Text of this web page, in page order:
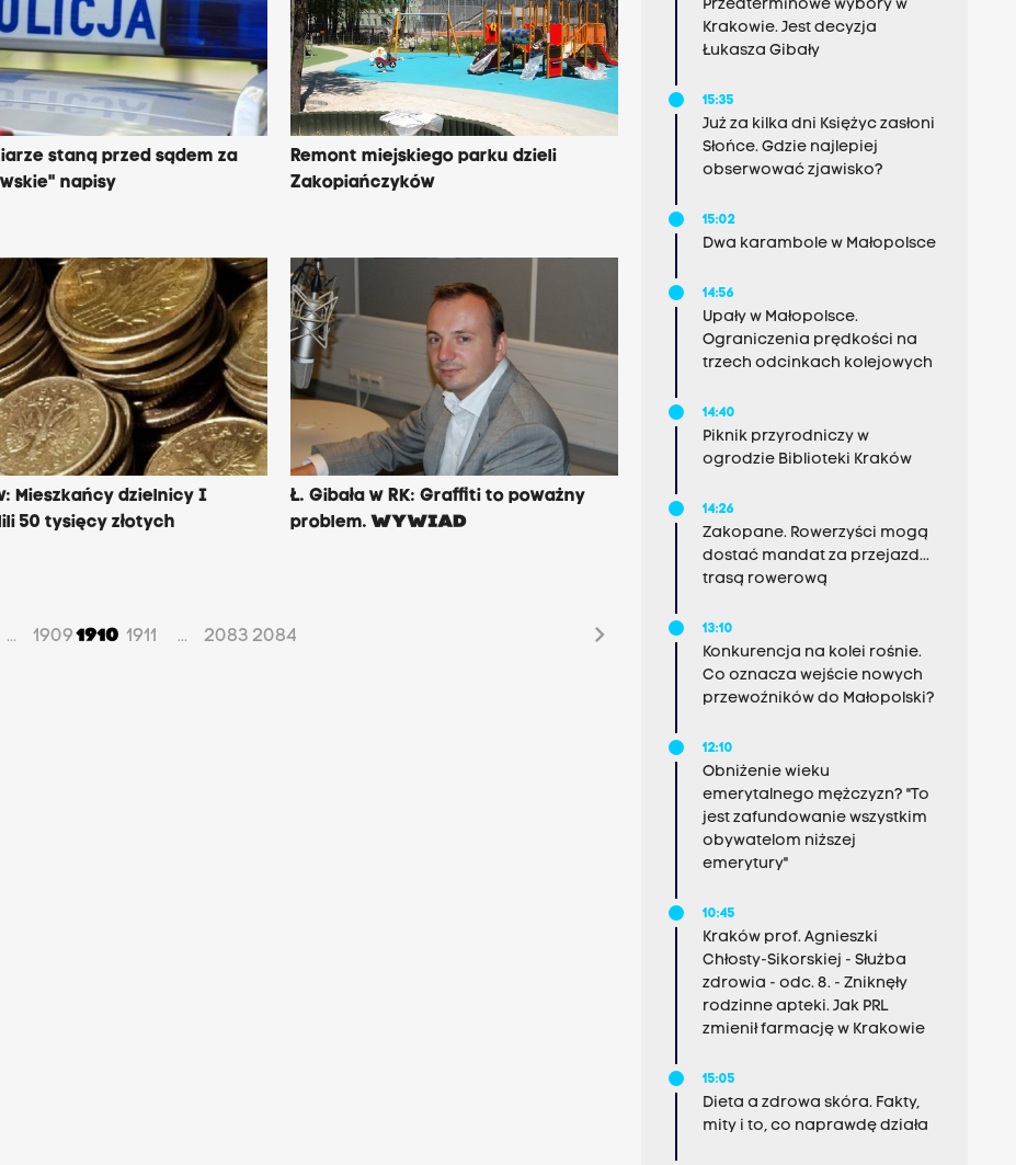
staną przed sądem za
napisy
Remont miejskiego parku dzieli
Zakopiańczyków
Mieszkańcy dzielnicy I
50 tysięcy złotych
Ł. Gibała w RK: Graffiti to poważny
problem.WYWIAD
... 1909 1910 1911 ... 2083 2084 chevron_right
Przedterminowe wybory w
Krakowie. Jest decyzja
Łukasza Gibały
15:35
Już za kilka dni Księżyc zasłoni
Słońce. Gdzie najlepiej
obserwować zjawisko?
15:02
Dwa karambole w Małopolsce
14:56
Upały w Małopolsce.
Ograniczenia prędkości na
trzech odcinkach kolejowych
14:40
Piknik przyrodniczy w
ogrodzie Biblioteki Kraków
14:26
Zakopane. Rowerzyści mogą
dostać mandat za przejazd...
trasą rowerową
13:10
Konkurencja na kolei rośnie.
Co oznacza wejście nowych
przewoźników do Małopolski?
12:10
Obniżenie wieku
emerytalnego mężczyzn? "To
jest zafundowanie wszystkim
obywatelom niższej
emerytury"
10:45
Kraków prof. Agnieszki
Chłosty-Sikorskiej - Służba
zdrowia - odc. 8. - Zniknęły
rodzinne apteki. Jak PRL
zmienił farmację w Krakowie
15:05
Dieta a zdrowa skóra. Fakty,
mity i to, co naprawdę działa